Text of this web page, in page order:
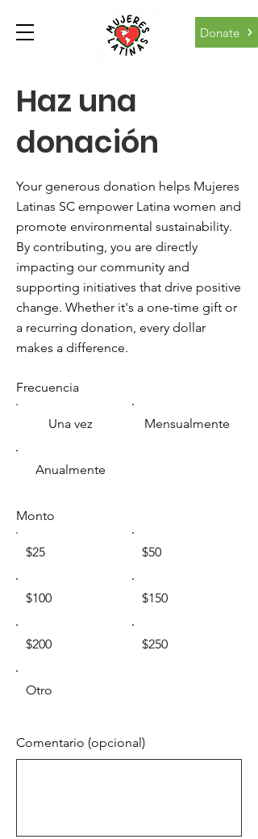
Donate
Haz una
donación
Your generous donation helps Mujeres
Latinas SC empower Latina women and
promote environmental sustainability.
By contributing, you are directly
impacting our community and
supporting initiatives that drive positive
change. Whether it's a one-time gift or
a recurring donation, every dollar
makes a difference.
Frecuencia
Una vez Mensualmente
Anualmente
Monto
$25 $50
$100 $150
$200 $250
Otro
Comentario (opcional)